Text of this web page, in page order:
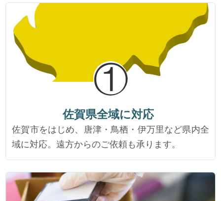
①
佐賀県全域に対応
佐賀市をはじめ、唐津・鳥栖・伊万里など県内全
域に対応。遠方からのご依頼も承ります。